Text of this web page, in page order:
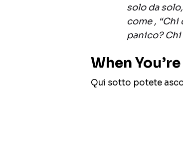
solo da
come ,
panico?
When
Qui sotto potete